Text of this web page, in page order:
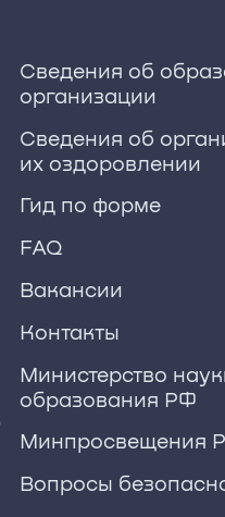
Сведения об
организации
Сведения об
их оздоровлении
Гид по форме
FAQ
Вакансии
Контакты
Министерство
образования РФ
Минпросвещения
Вопросы